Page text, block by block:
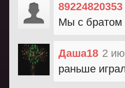
89224820353
Мы с братом
Даша18 2
раньше